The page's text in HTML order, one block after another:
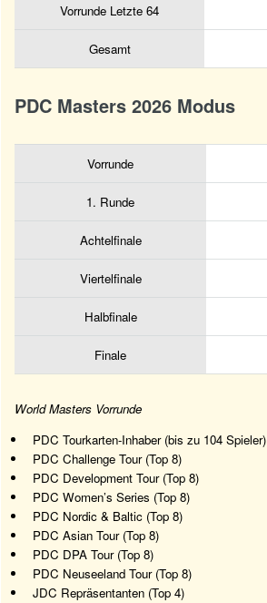
Vorrunde Letzte 64
Gesamt
PDC Masters 2026 Modus
Vorrunde
1. Runde
Achtelfinale
Viertelfinale
Halbfinale
Finale
World Masters Vorrunde
PDC Tourkarten-Inhaber (bis zu 104 Spieler)
PDC Challenge Tour (Top 8)
PDC Development Tour (Top 8)
PDC Women’s Series (Top 8)
PDC Nordic & Baltic (Top 8)
PDC Asian Tour (Top 8)
PDC DPA Tour (Top 8)
PDC Neuseeland Tour (Top 8)
JDC Repräsentanten (Top 4)